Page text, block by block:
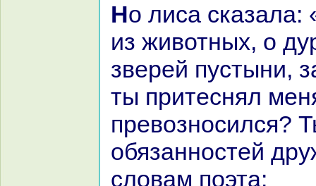
Но лиca сказала: «О глупейшее
из животных, о
зверей пустыни,
ты притеснял
превозносился?
обязанностей
словам поэта: